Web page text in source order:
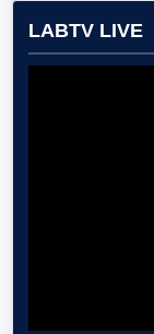
LABTV LIVE